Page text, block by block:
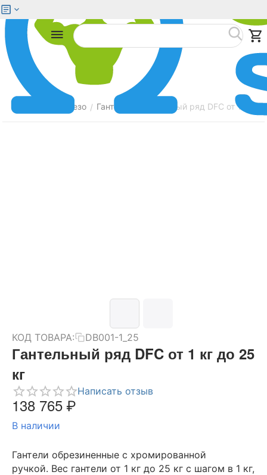
Железо / Гантели Гантельный ряд DFC от 1 кг
КОД ТОВАРА: DB001-1_25
Гантельный ряд DFC от 1 кг до 25
кг
Написать отзыв
138 765₽
В наличии
Гантели обрезиненные с хромированной
ручкой. Вес гантели от 1 кг до 25 кг с шагом в 1 кг,
Меню Найти